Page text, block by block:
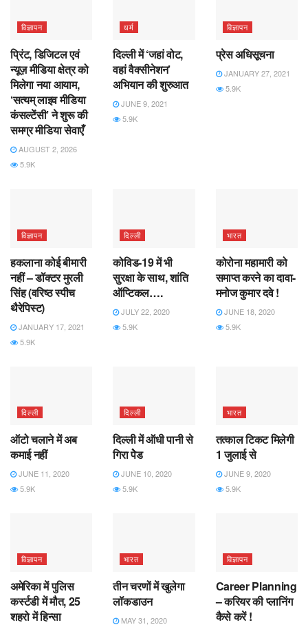
विज्ञापन
प्रिंट, डिजिटल एवं
न्यूज़ मीडिया क्षेत्र को
मिलेगा नया आयाम,
‘सत्यम् लाइव मीडिया
कंसल्टेंसी’ ने शुरू की
समग्र मीडिया सेवाएँ
AUGUST 2, 2026
5.9K
धर्म
दिल्ली में ‘जहां वोट,
वहां वैक्सीनेशन’
अभियान की शुरुआत
JUNE 9, 2021
5.9K
विज्ञापन
प्रेस अधिसूचना
JANUARY 27, 2021
5.9K
विज्ञापन
हकलाना कोई बीमारी
नहीं – डॉक्टर मुरली
सिंह (वरिष्ठ स्पीच
थैरेपिस्ट)
JANUARY 17, 2021
5.9K
दिल्ली
कोविड-19 में भी
सुरक्षा के साथ, शांति
ऑप्टिकल….
JULY 22, 2020
5.9K
भारत
कोरोना महामारी को
समाप्त करने का दावा-
मनोज कुमार दवे !
JUNE 18, 2020
5.9K
दिल्ली
ऑटो चलाने में अब
कमाई नहीं
JUNE 11, 2020
5.9K
दिल्ली
दिल्‍ली में ऑधी पानी से
गिरा पेेेेड
JUNE 10, 2020
5.9K
भारत
तत्‍काल टिकट मिलेगी
1 जुलाई से
JUNE 9, 2020
5.9K
विज्ञापन
अमेरिका में पुलिस
कर्स्‍टडी में मौत, 25
शहरो में हिन्‍सा
भारत
तीन चरणों में खुलेगा
लॉकडाउन
MAY 31, 2020
विज्ञापन
Career Planning
– करियर की प्लानिंग
कैसे करें !